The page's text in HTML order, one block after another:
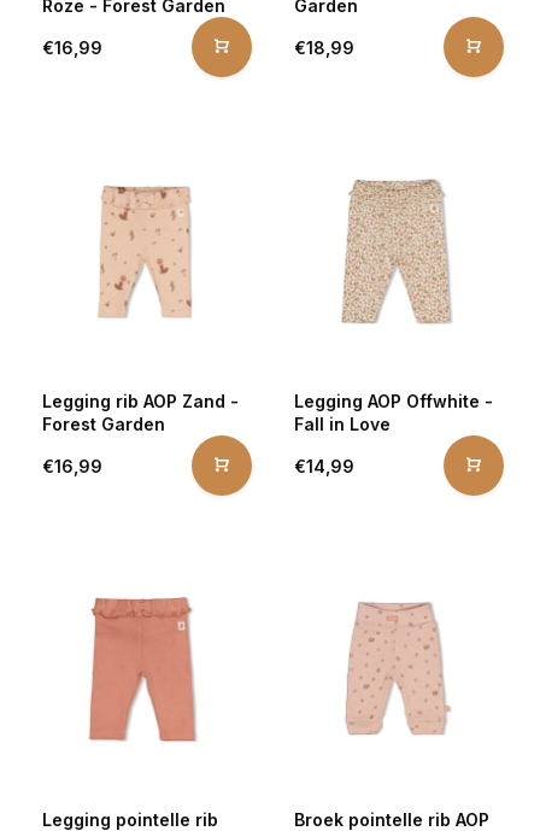
Roze - Forest Garden
€16,99
Garden
€18,99
Legging rib AOP Zand -
Forest Garden
€16,99
Legging AOP Offwhite -
Fall in Love
€14,99
Legging pointelle rib
Broek pointelle rib AOP